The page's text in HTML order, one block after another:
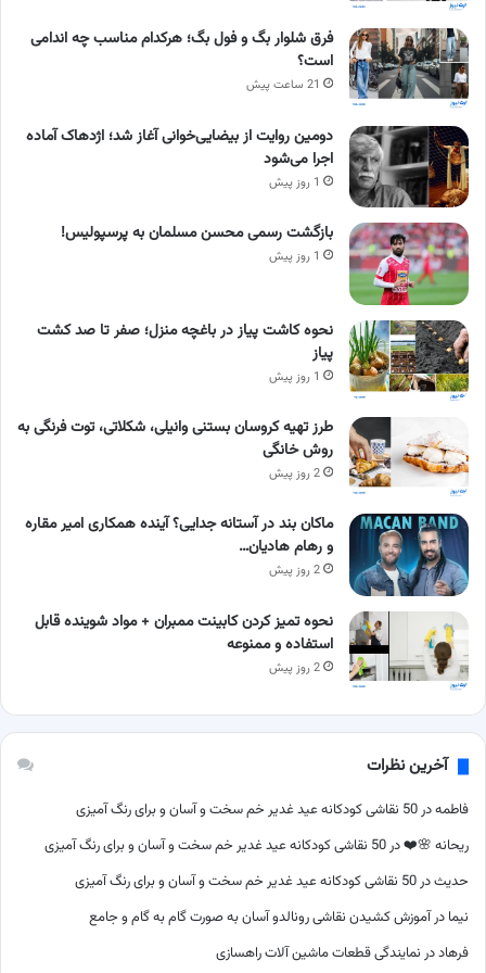
فرق شلوار بگ و فول بگ؛ هرکدام مناسب چه اندامی
است؟
21 ساعت پیش
دومین روایت از بیضایی‌خوانی آغاز شد؛ اژدهاک آماده
اجرا می‌شود
1 روز پیش
بازگشت رسمی محسن مسلمان به پرسپولیس!
1 روز پیش
نحوه کاشت پیاز در باغچه منزل؛ صفر تا صد کشت
پیاز
1 روز پیش
طرز تهیه کروسان بستنی وانیلی، شکلاتی، توت فرنگی به
روش خانگی
2 روز پیش
ماکان بند در آستانه جدایی؟ آینده همکاری امیر مقاره
و رهام هادیان…
2 روز پیش
نحوه تمیز کردن کابینت ممبران + مواد شوینده قابل
استفاده و ممنوعه
2 روز پیش
آخرین نظرات
فاطمهدر50 نقاشی کودکانه عید غدیر خم سخت و آسان و برای رنگ آمیزی
ریحانه 🌸❤️در50 نقاشی کودکانه عید غدیر خم سخت و آسان و برای رنگ آمیزی
حدیثدر50 نقاشی کودکانه عید غدیر خم سخت و آسان و برای رنگ آمیزی
نیما درآموزش کشیدن نقاشی رونالدو آسان به صورت گام به گام و جامع
فرهاددر نمایندگی قطعات ماشین آلات راهسازی